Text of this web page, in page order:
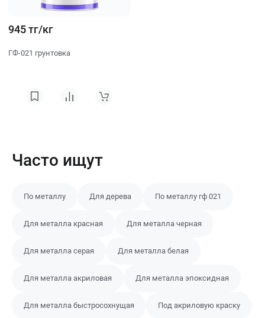
945 тг/кг
ГФ-021 грунтовка
Часто ищут
По металлу Для дерева По металлу гф 021
Для металла красная Для металла черная
Для металла серая Для металла белая
Для металла акриловая Для металла эпоксидная
Для металла быстросохнущая Под акриловую краску